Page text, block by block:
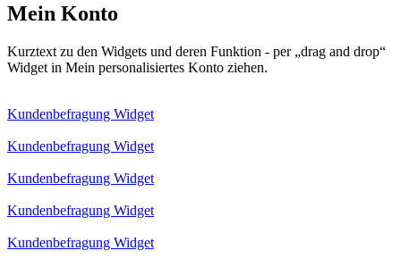
Mein Konto
Kurztext zu den Widgets und deren Funktion - per „drag and drop“
Widget in Mein personalisiertes Konto ziehen.
Kundenbefragung Widget
Kundenbefragung Widget
Kundenbefragung Widget
Kundenbefragung Widget
Kundenbefragung Widget